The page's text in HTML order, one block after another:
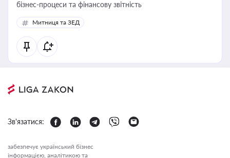
бізнес-процеси та фінансову звітність
Митниця та ЗЕД
Зв'язатися:
забезпечує український бізнес
інформацією, аналітикою та